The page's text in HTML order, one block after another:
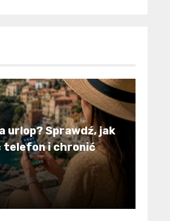
urlop? Sprawdź, jak
telefon i chronić